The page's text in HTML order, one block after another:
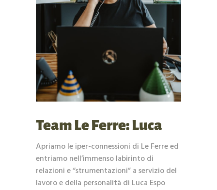
Team Le Ferre: Luca
Apriamo le iper-connessioni di Le Ferre ed
entriamo nell’immenso labirinto di
relazioni e “strumentazioni” a servizio del
lavoro e della personalità di Luca Espo